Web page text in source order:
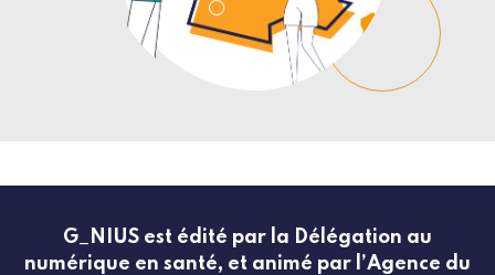
G_NIUS est édité par la Délégation au
numérique en santé, et animé par l’Agence du